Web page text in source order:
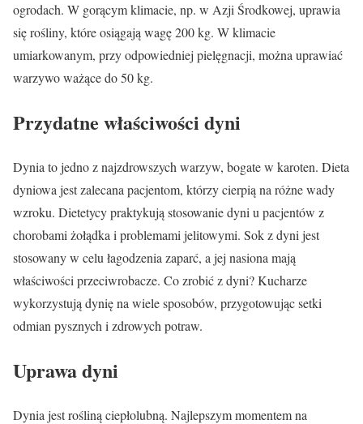
ogrodach. W gorącym klimacie, np. w Azji Środkowej, uprawia
się rośliny, które osiągają wagę 200 kg. W klimacie
umiarkowanym, przy odpowiedniej pielęgnacji, można uprawiać
warzywo ważące do 50 kg.
Przydatne właściwości dyni
Dynia to jedno z najzdrowszych warzyw, bogate w karoten. Dieta
dyniowa jest zalecana pacjentom, którzy cierpią na różne wady
wzroku. Dietetycy praktykują stosowanie dyni u pacjentów z
chorobami żołądka i problemami jelitowymi. Sok z dyni jest
stosowany w celu łagodzenia zaparć, a jej nasiona mają
właściwości przeciwrobacze. Co zrobić z dyni? Kucharze
wykorzystują dynię na wiele sposobów, przygotowując setki
odmian pysznych i zdrowych potraw.
Uprawa dyni
Dynia jest rośliną ciepłolubną. Najlepszym momentem na